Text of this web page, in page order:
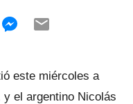
este miércoles a
y el argentino Nicolás